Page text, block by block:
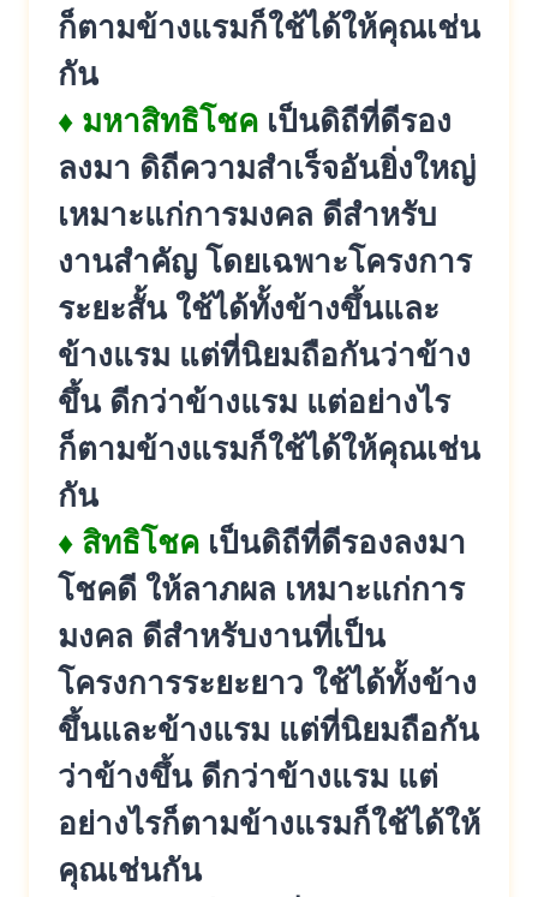
ก็ตามข้างแรมก็ใช้ได้ให้คุณเช่น
กัน
♦ มหาสิทธิโชค เป็นดิถีที่ดีรอง
ลงมา ดิถีความสำเร็จอันยิ่งใหญ่
เหมาะแก่การมงคล ดีสำหรับ
งานสำคัญ โดยเฉพาะโครงการ
ระยะสั้น ใช้ได้ทั้งข้างขึ้นและ
ข้างแรม แต่ที่นิยมถือกันว่าข้าง
ขึ้น ดีกว่าข้างแรม แต่อย่างไร
ก็ตามข้างแรมก็ใช้ได้ให้คุณเช่น
กัน
♦ สิทธิโชค เป็นดิถีที่ดีรองลงมา
โชคดี ให้ลาภผล เหมาะแก่การ
มงคล ดีสำหรับงานที่เป็น
โครงการระยะยาว ใช้ได้ทั้งข้าง
ขึ้นและข้างแรม แต่ที่นิยมถือกัน
ว่าข้างขึ้น ดีกว่าข้างแรม แต่
อย่างไรก็ตามข้างแรมก็ใช้ได้ให้
คุณเช่นกัน